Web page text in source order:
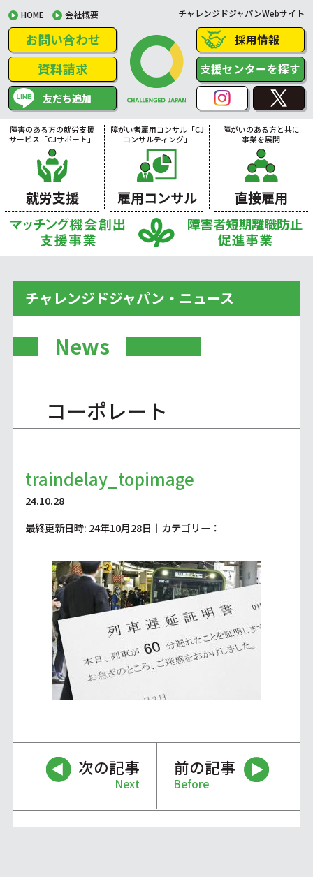
HOME 会社概要 チャレンジドジャパンWebサイト
お問い合わせ
資料請求
友だち追加
採用情報
支援センターを探す
障害のある方の就労支援
サービス「CJサポート」
就労支援
障がい者雇用コンサル「CJ
コンサルティング」
雇用コンサル
障がいのある方と共に
事業を展開
直接雇用
チャレンジドジャパン・ニュース
News
コーポレート
traindelay_topimage
24.10.28
最終更新日時: 24年10月28日｜カテゴリー：
次の記事
Next
前の記事
Before